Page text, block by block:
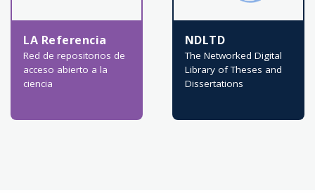
LA Referencia
Red de repositorios de
acceso abierto a la
ciencia
NDLTD
The Networked Digital
Library of Theses and
Dissertations